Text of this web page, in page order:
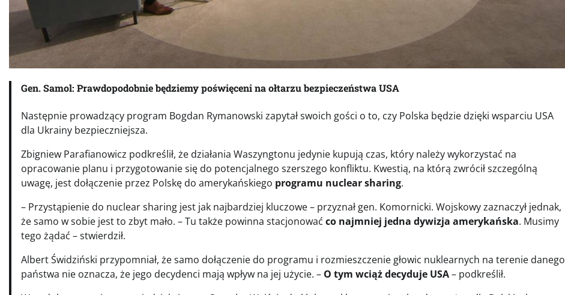
Gen. Samol: Prawdopodobnie będziemy poświęceni na ołtarzu bezpieczeństwa USA
Następnie prowadzący program Bogdan Rymanowski zapytał swoich gości o to, czy Polska będzie dzięki wsparciu USA
dla Ukrainy bezpieczniejsza.
Zbigniew Parafianowicz podkreślił, że działania Waszyngtonu jedynie kupują czas, który należy wykorzystać na
opracowanie planu i przygotowanie się do potencjalnego szerszego konfliktu. Kwestią, na którą zwrócił szczególną
uwagę, jest dołączenie przez Polskę do amerykańskiego programu nuclear sharing.
– Przystąpienie do nuclear sharing jest jak najbardziej kluczowe – przyznał gen. Komornicki. Wojskowy zaznaczył jednak,
że samo w sobie jest to zbyt mało. – Tu także powinna stacjonować co najmniej jedna dywizja amerykańska. Musimy
tego żądać – stwierdził.
Albert Świdziński przypomniał, że samo dołączenie do programu i rozmieszczenie głowic nuklearnych na terenie danego
państwa nie oznacza, że jego decydenci mają wpływ na jej użycie. – O tym wciąż decyduje USA– podkreślił.